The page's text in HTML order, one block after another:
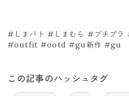
#しまパト #しまむら #プチプ
#outfit #ootd #gu新作 #gu
この記事のハッシュタグ